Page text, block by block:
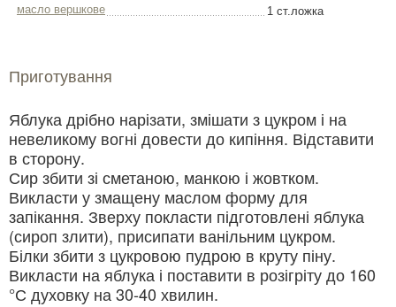
масло вершкове
1 ст.ложка
Приготування
Яблука дрібно нарізати, змішати з цукром і на
невеликому вогні довести до кипіння. Відставити
в сторону.
Сир збити зі сметаною, манкою і жовтком.
Викласти у змащену маслом форму для
запікання. Зверху покласти підготовлені яблука
(сироп злити), присипати ванільним цукром.
Білки збити з цукровою пудрою в круту піну.
Викласти на яблука і поставити в розігріту до 160
°С духовку на 30-40 хвилин.